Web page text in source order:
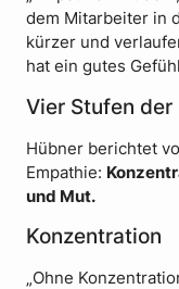
dem Mitarbeiter in
kürzer und
hat ein gutes
Vier Stufen der
Hübner berichtet
Empathie:
und Mut.
Konzentration
„Ohne